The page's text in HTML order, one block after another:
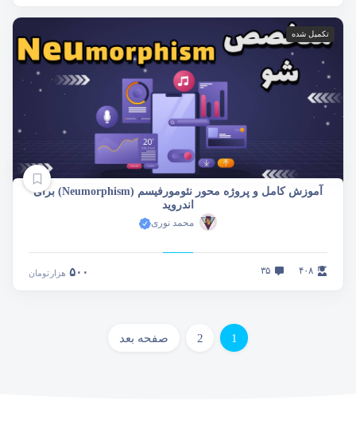
تکمیل شده
آموزش کامل و پروژه محور نئومورفیسم (Neumorphism) برای
اندروید
محمد نوری
۴۰۸ ۳۵ ۵۰۰ هزار تومان
1
2 صفحه بعد